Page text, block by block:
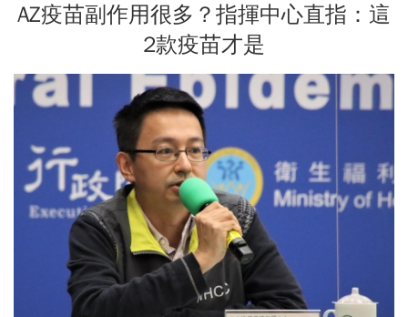
AZ疫苗副作用很多？指揮中心直指：這
2款疫苗才是